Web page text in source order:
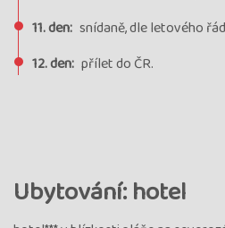
11. den: snídaně, dle letového
12. den: přílet do ČR.
Ubytování: hotel